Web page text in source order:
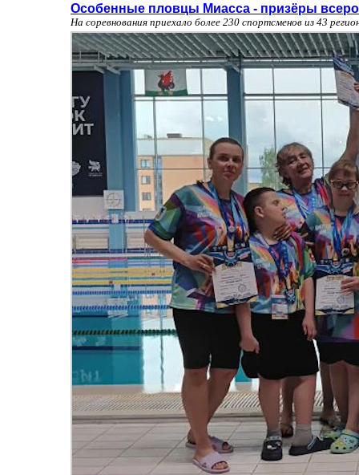
Особенные пловцы Миасса - призёры
На соревнования приехало более 230 спортсменов из 43